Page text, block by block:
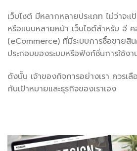
เว็บไซต์ มีหลากหลายประเภท ไม่ว่าจะ
หรือแบบหลายหน้า เว็บไซต์สำหรับ อี ค
(eCommerce) ที่มีระบบการซื้อขายสิ
ประกอบของระบบหรือฟังก์ชั่นการใช้ง
ดังนั้น เจ้าของกิจการอย่างเรา ควรเลือ
กับเป้าหมายและธุรกิจของเราเอง